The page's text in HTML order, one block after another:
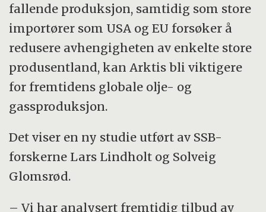
fallende produksjon, samtidig som store
importører som USA og EU forsøker å
redusere avhengigheten av enkelte store
produsentland, kan Arktis bli viktigere
for fremtidens globale olje- og
gassproduksjon.
Det viser en ny studie utført av SSB-
forskerne Lars Lindholt og Solveig
Glomsrød.
– Vi har analysert fremtidig tilbud av